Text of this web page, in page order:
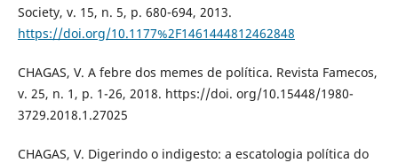
Society, v. 15, n. 5, p. 680-694, 2013.
https://doi.org/10.1177%2F1461444812462848
CHAGAS, V. A febre dos memes de política. Revista Famecos,
v. 25, n. 1, p. 1-26, 2018. https://doi. org/10.15448/1980-
3729.2018.1.27025
CHAGAS, V. Digerindo o indigesto: a escatologia política do